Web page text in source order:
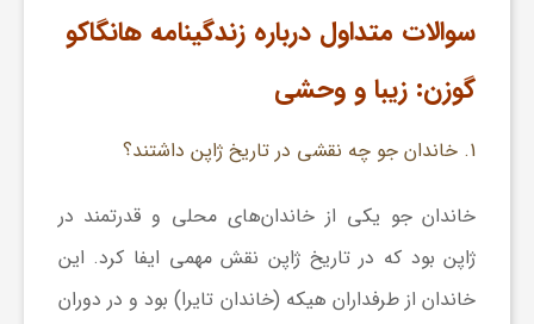
سوالات متداول درباره زندگینامه هانگاکو
گوزن: زیبا و وحشی
1. خاندان جو چه نقشی در تاریخ ژاپن داشتند؟
خاندان جو یکی از خاندان‌های محلی و قدرتمند در
ژاپن بود که در تاریخ ژاپن نقش مهمی ایفا کرد. این
خاندان از طرفداران هیکه (خاندان تایرا) بود و در دوران